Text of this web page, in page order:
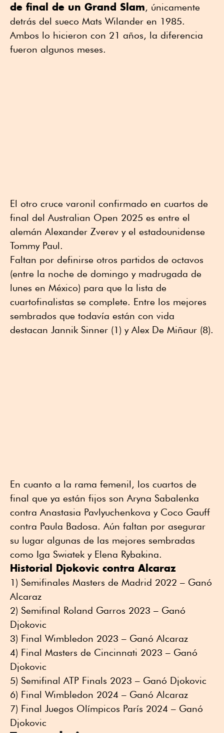
de final de un Grand Slam, únicamente
detrás del sueco Mats Wilander en 1985.
Ambos lo hicieron con 21 años, la diferencia
fueron algunos meses.
El otro cruce varonil confirmado en cuartos de
final del Australian Open 2025 es entre el
alemán Alexander Zverev y el estadounidense
Tommy Paul.
Faltan por definirse otros partidos de octavos
(entre la noche de domingo y madrugada de
lunes en México) para que la lista de
cuartofinalistas se complete. Entre los mejores
sembrados que todavía están con vida
destacan Jannik Sinner (1) y Alex De Miñaur (8).
En cuanto a la rama femenil, los cuartos de
final que ya están fijos son Aryna Sabalenka
contra Anastasia Pavlyuchenkova y Coco Gauff
contra Paula Badosa. Aún faltan por asegurar
su lugar algunas de las mejores sembradas
como Iga Swiatek y Elena Rybakina.
Historial Djokovic contra Alcaraz
1) Semifinales Masters de Madrid 2022 – Ganó
Alcaraz
2) Semifinal Roland Garros 2023 – Ganó
Djokovic
3) Final Wimbledon 2023 – Ganó Alcaraz
4) Final Masters de Cincinnati 2023 – Ganó
Djokovic
5) Semifinal ATP Finals 2023 – Ganó Djokovic
6) Final Wimbledon 2024 – Ganó Alcaraz
7) Final Juegos Olímpicos París 2024 – Ganó
Djokovic